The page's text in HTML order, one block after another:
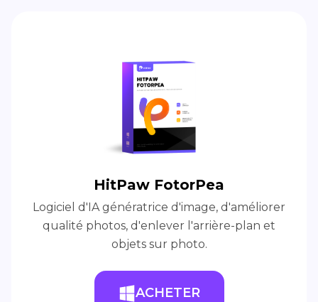
HitPaw FotorPea
Logiciel d'IA génératrice d'image, d'améliorer
qualité photos, d'enlever l'arrière-plan et
objets sur photo.
ACHETER